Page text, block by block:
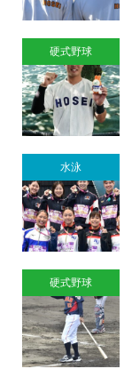
硬式野球
水泳
硬式野球